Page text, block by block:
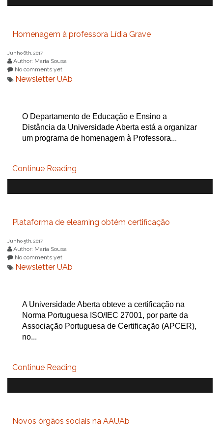
Homenagem à professora Lídia Grave
Junho 6th, 2017
Author: Maria Sousa
No comments yet
Newsletter UAb
O Departamento de Educação e Ensino a
Distância da Universidade Aberta está a organizar
um programa de homenagem à Professora...
Continue Reading
Plataforma de elearning obtém certificação
Junho 5th, 2017
Author: Maria Sousa
No comments yet
Newsletter UAb
A Universidade Aberta obteve a certificação na
Norma Portuguesa ISO/IEC 27001, por parte da
Associação Portuguesa de Certificação (APCER),
no...
Continue Reading
Novos órgãos sociais na AAUAb